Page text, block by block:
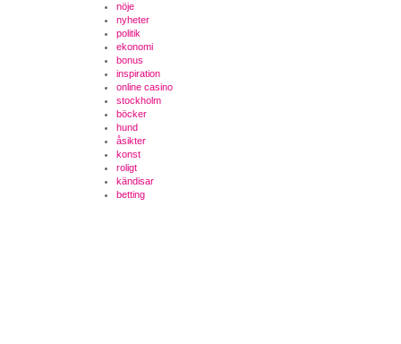
nöje
nyheter
politik
ekonomi
bonus
inspiration
online casino
stockholm
böcker
hund
åsikter
konst
roligt
kändisar
betting